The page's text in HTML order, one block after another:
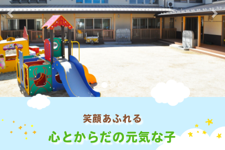
笑顔あふれる
心とからだの元気な子